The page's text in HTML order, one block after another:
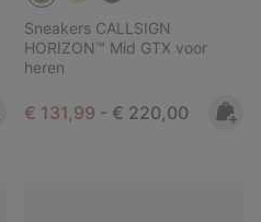
Sneakers CALLSIGN
HORIZON™ Mid GTX voor
heren
Minimum sale price:
€ 131,99 - Maximum price:
€ 220,00